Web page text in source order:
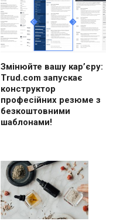
Змінюйте вашу кар’єру:
Trud.com запускає
конструктор
професійних резюме з
безкоштовними
шаблонами!